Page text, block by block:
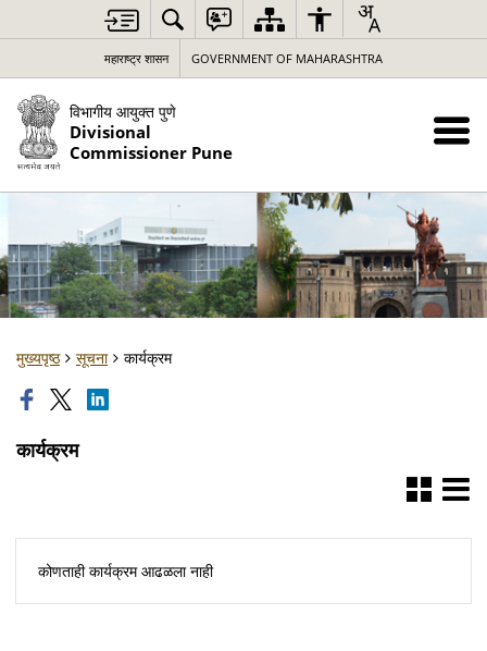
महाराष्ट्र शासन GOVERNMENT OF MAHARASHTRA
विभागीय आयुक्त पुणे
Divisional
Commissioner Pune
मुख्यपृष्ठ सूचना कार्यक्रम
कार्यक्रम
कोणताही कार्यक्रम आढळला नाही